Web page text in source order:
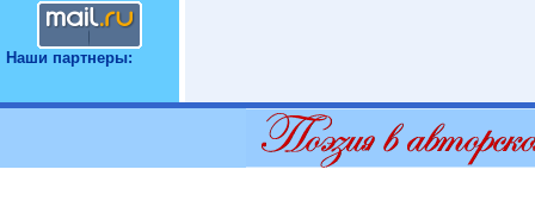
Наши партнеры: